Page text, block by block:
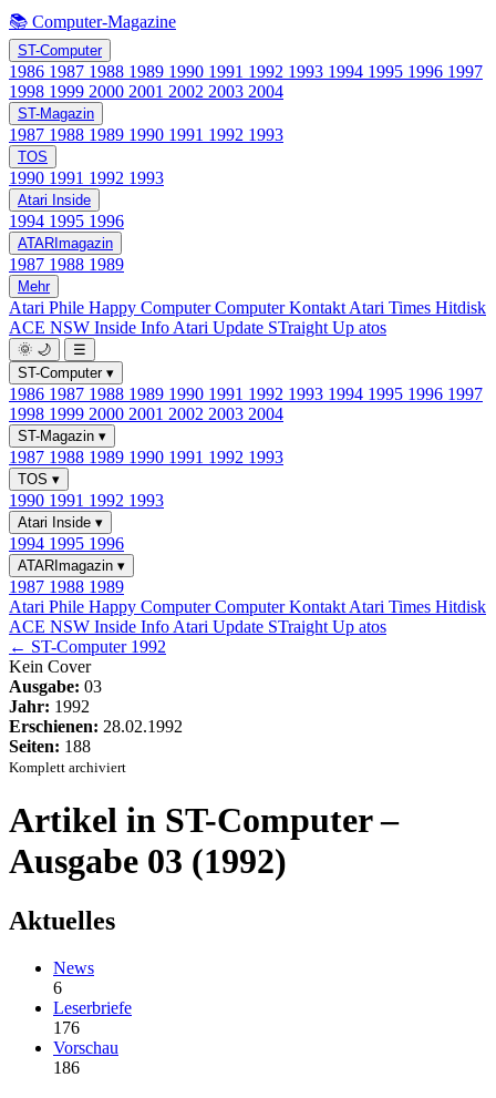
📚 Computer-Magazine
ST-Computer
1986 1987 1988 1989 1990 1991 1992 1993 1994 1995 1996 1997
1998 1999 2000 2001 2002 2003 2004
ST-Magazin
1987 1988 1989 1990 1991 1992 1993
TOS
1990 1991 1992 1993
Atari Inside
1994 1995 1996
ATARImagazin
1987 1988 1989
Mehr
Atari Phile Happy ComputerComputer Kontakt Atari Times Hitdisk
ACE NSW Inside Info Atari Update STraight Up atos
🌞 🌙
☰
ST-Computer ▾
1986 1987 1988 1989 1990 1991 1992 1993 1994 1995 1996 1997
1998 1999 2000 2001 2002 2003 2004
ST-Magazin ▾
1987 1988 1989 1990 1991 1992 1993
TOS ▾
1990 1991 1992 1993
Atari Inside ▾
1994 1995 1996
ATARImagazin ▾
1987 1988 1989
Atari Phile Happy ComputerComputer Kontakt Atari Times Hitdisk
ACE NSW Inside Info Atari Update STraight Up atos
← ST-Computer 1992
Kein Cover
Ausgabe: 03
Jahr: 1992
Erschienen: 28.02.1992
Seiten: 188
Komplett archiviert
Artikel in ST-Computer –
Ausgabe 03 (1992)
Aktuelles
News
6
Leserbriefe
176
Vorschau
186